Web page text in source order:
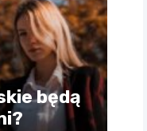
będą